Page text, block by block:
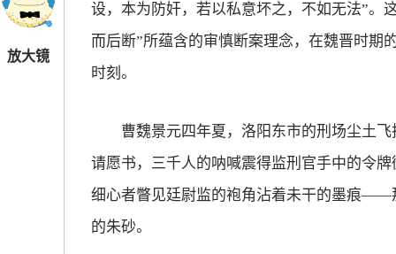
放大镜
设，本为防奸，若以私意坏之，不如无法”。
而后断”所蕴含的审慎断案理念，在魏晋时期
时刻。
曹魏景元四年夏，洛阳东市的刑场尘土飞
请愿书，三千人的呐喊震得监刑官手中的令
细心者瞥见廷尉监的袍角沾着未干的墨痕——
的朱砂。